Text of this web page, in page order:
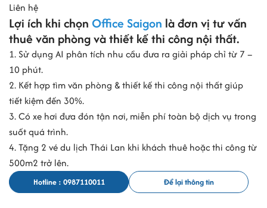
Liên hệ
Lợi ích khi chọn Office Saigon là đơn vị tư vấn
thuê văn phòng và thiết kế thi công nội thất.
1. Sử dụng AI phân tích nhu cầu đưa ra giải pháp chỉ từ 7 –
10 phút.
2. Kết hợp tìm văn phòng & thiết kế thi công nội thất giúp
tiết kiệm đến 30%.
3. Có xe hơi đưa đón tận nơi, miễn phí toàn bộ dịch vụ trong
suốt quá trình.
4. Tặng 2 vé du lịch Thái Lan khi khách thuê hoặc thi công từ
500m2 trở lên.
Hotline : 0987110011 Để lại thông tin